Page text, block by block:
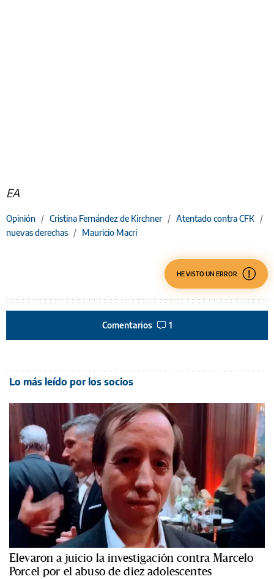
EA
Opinión / Cristina Fernández de Kirchner / Atentado contra CFK /
nuevas derechas / Mauricio Macri
HE VISTO UN ERROR
Comentarios 1
Lo más leído por los socios
Elevaron a juicio la investigación contra Marcelo
Porcel por el abuso de diez adolescentes